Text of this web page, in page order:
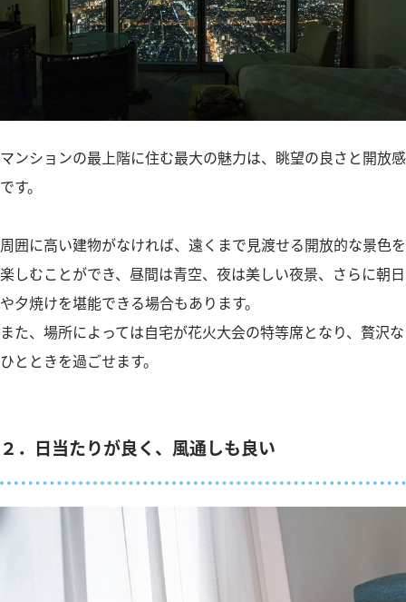
マンションの最上階に住む最大の魅力は、眺望の良さと開放感
です。
周囲に高い建物がなければ、遠くまで見渡せる開放的な景色を
楽しむことができ、昼間は青空、夜は美しい夜景、さらに朝日
や夕焼けを堪能できる場合もあります。
また、場所によっては自宅が花火大会の特等席となり、贅沢な
ひとときを過ごせます。
２．日当たりが良く、風通しも良い